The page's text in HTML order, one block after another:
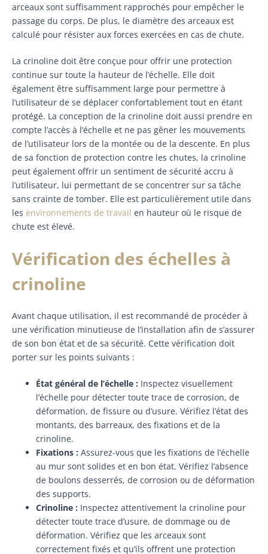
arceaux sont suffisamment rapprochés pour empêcher le
passage du corps. De plus, le diamètre des arceaux est
calculé pour résister aux forces exercées en cas de chute.
La crinoline doit être conçue pour offrir une protection
continue sur toute la hauteur de l’échelle. Elle doit
également être suffisamment large pour permettre à
l’utilisateur de se déplacer confortablement tout en étant
protégé. La conception de la crinoline doit aussi prendre en
compte l’accès à l’échelle et ne pas gêner les mouvements
de l’utilisateur lors de la montée ou de la descente. En plus
de sa fonction de protection contre les chutes, la crinoline
peut également offrir un sentiment de sécurité accru à
l’utilisateur, lui permettant de se concentrer sur sa tâche
sans crainte de tomber. Elle est particulièrement utile dans
les environnements de travail en hauteur où le risque de
chute est élevé.
Vérification des échelles à
crinoline
Avant chaque utilisation, il est recommandé de procéder à
une vérification minutieuse de l’installation afin de s’assurer
de son bon état et de sa sécurité. Cette vérification doit
porter sur les points suivants :
État général de l’échelle : Inspectez visuellement
l’échelle pour détecter toute trace de corrosion, de
déformation, de fissure ou d’usure. Vérifiez l’état des
montants, des barreaux, des fixations et de la
crinoline.
Fixations : Assurez-vous que les fixations de l’échelle
au mur sont solides et en bon état. Vérifiez l’absence
de boulons desserrés, de corrosion ou de déformation
des supports.
Crinoline : Inspectez attentivement la crinoline pour
détecter toute trace d’usure, de dommage ou de
déformation. Vérifiez que les arceaux sont
correctement fixés et qu’ils offrent une protection